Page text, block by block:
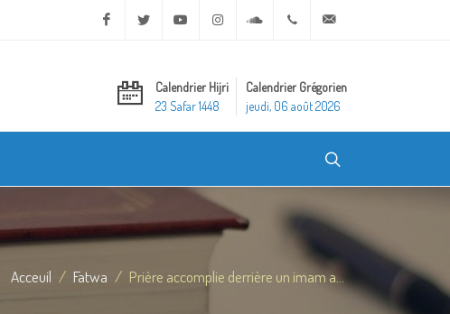
Facebook Twitter Youtube Instagram Soundcloud+20 2 25970400
Calendrier Hijri
23 Safar 1448
Calendrier Grégorien
jeudi, 06 août 2026
Acceuil Fatwa Prière accomplie derrière un imam a...